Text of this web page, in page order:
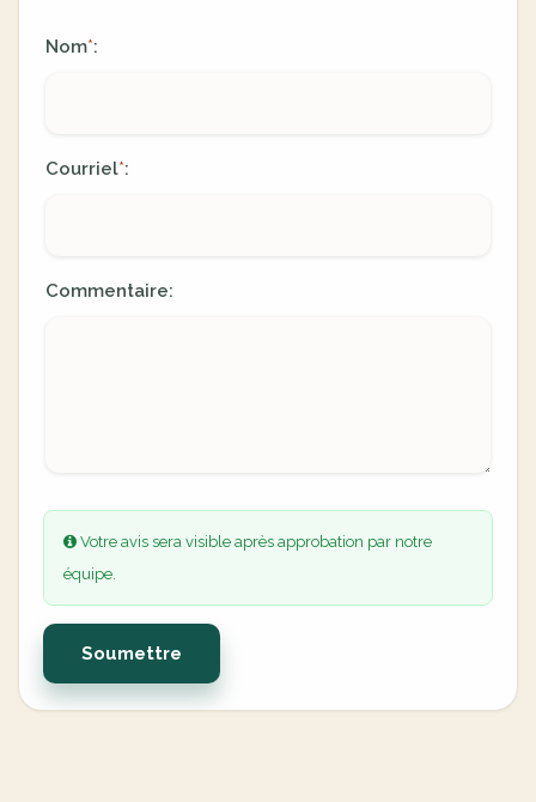
Nom*:
Courriel*:
Commentaire:
Votre avis sera visible après approbation par notre
équipe.
Soumettre